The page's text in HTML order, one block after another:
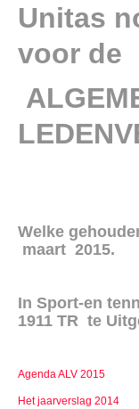
Unitas
voor de
Welke
maart 2015.
In Sport-en
1911 TR te
Agenda ALV 2015
Het jaarverslag 2014